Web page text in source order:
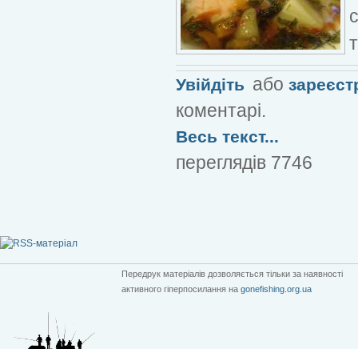
Увійдіть або
коментарі.
Весь текст...
переглядів 7746
Передрук матеріалів дозволяється тільки за наявності
активного гіперпосилання на gonefishing.org.ua